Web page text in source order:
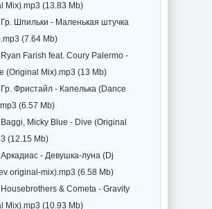
Mix).mp3 (13.83 Mb)
Шпильки - Маленькая штучка
(7.64 Mb)
Farish feat. Coury Palermo -
(Original Mix).mp3 (13 Mb)
Фристайл - Капелька (Dance
(6.57 Mb)
Micky Blue - Dive (Original
(12.15 Mb)
- Девушка-луна (Dj
original-mix).mp3 (6.58 Mb)
& Cometa - Gravity
Mix).mp3 (10.93 Mb)